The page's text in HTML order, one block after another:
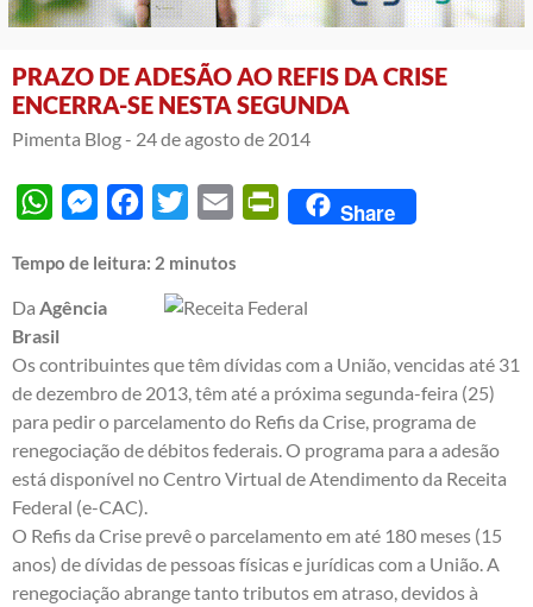
PRAZO DE ADESÃO AO REFIS DA CRISE
ENCERRA-SE NESTA SEGUNDA
Pimenta Blog - 24 de agosto de 2014
WhatsAppMessengerFacebook
Twitter Email PrintFriendly
Share
Tempo de leitura: 2 minutos
Da Agência
Brasil
Os contribuintes que têm dívidas com a União, vencidas até 31
de dezembro de 2013, têm até a próxima segunda-feira (25)
para pedir o parcelamento do Refis da Crise, programa de
renegociação de débitos federais. O programa para a adesão
está disponível noCentro Virtual de Atendimento da Receita
Federal (e-CAC)
O Refis da Crise prevê o parcelamento em até 180 meses (15
anos) de dívidas de pessoas físicas e jurídicas com a União. A
renegociação abrange tanto tributos em atraso, devidos à